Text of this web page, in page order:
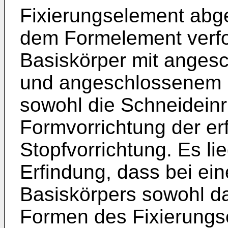
Fixierungselement
dem Formelement
Basiskörper mit
und
sowohl die
Formvorrichtung der
Stopfvorrichtung. Es
Erfindung, dass bei
Basiskörpers sowohl
Formen des